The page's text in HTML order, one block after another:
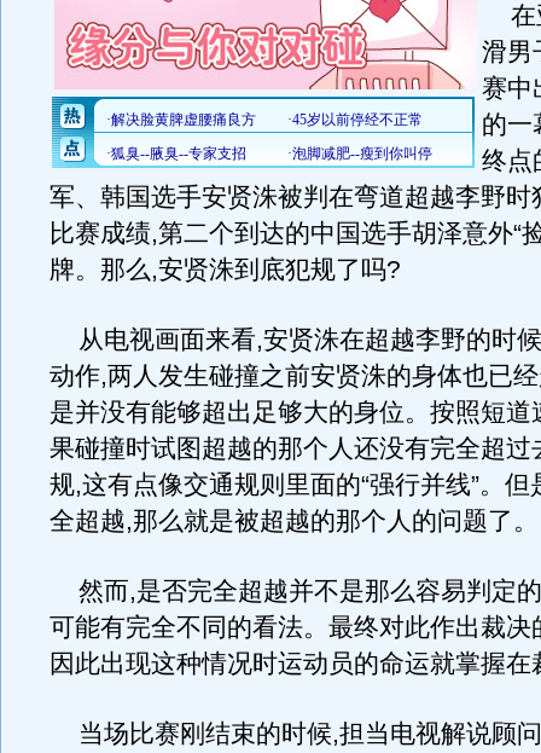
在
滑男
赛中
的一
终点
军、韩国选手安贤洙被判在弯道超越李野时
比赛成绩,第二个到达的中国选手胡泽意外“
牌。那么,安贤洙到底犯规了吗?
从电视画面来看,安贤洙在超越李野的时
动作,两人发生碰撞之前安贤洙的身体也已
是并没有能够超出足够大的身位。按照短道
果碰撞时试图超越的那个人还没有完全超过
规,这有点像交通规则里面的“强行并线”。
全超越,那么就是被超越的那个人的问题了。
然而,是否完全超越并不是那么容易判定
可能有完全不同的看法。最终对此作出裁决
因此出现这种情况时运动员的命运就掌握在
当场比赛刚结束的时候,担当电视解说顾